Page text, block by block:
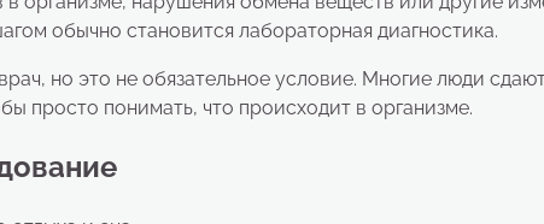
обычно становится лабораторная диагностика.
но это не обязательное условие. Многие люди
просто понимать, что происходит в организме.